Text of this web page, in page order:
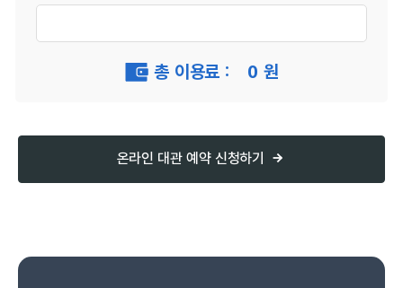
총 이용료 : 0 원
온라인 대관 예약 신청하기